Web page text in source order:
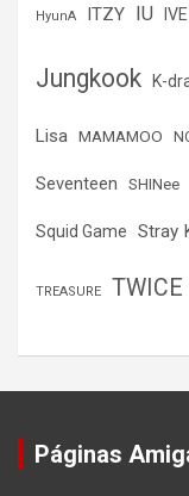
HyunA ITZY IU IVE
Jungkook K-
Lisa MAMAMOO
Seventeen SHINee
Squid Game Stray
TREASURE TWICE
Páginas